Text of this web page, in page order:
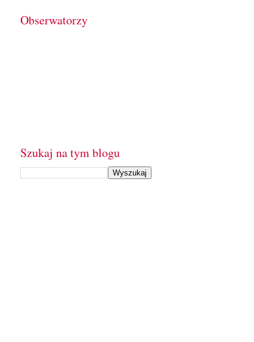
Obserwatorzy
Szukaj na tym blogu